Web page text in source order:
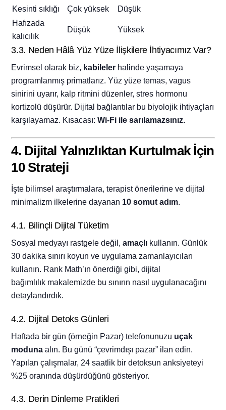
Kesinti sıklığı Çok yüksek
Düşük
Hafızada
kalıcılık
Düşük Yüksek
3.3. Neden Hâlâ Yüz Yüze İlişkilere İhtiyacımız Var?
Evrimsel olarak biz, kabileler halinde yaşamaya
programlanmış primatlarız. Yüz yüze temas, vagus
sinirini uyarır, kalp ritmini düzenler, stres hormonu
kortizolü düşürür. Dijital bağlantılar bu biyolojik ihtiyaçları
karşılayamaz. Kısacası:Wi-Fi ile sarılamazsınız.
4. Dijital Yalnızlıktan Kurtulmak İçin
10 Strateji
İşte bilimsel araştırmalara, terapist önerilerine ve dijital
minimalizm ilkelerine dayanan 10 somut adım.
4.1. Bilinçli Dijital Tüketim
Sosyal medyayı rastgele değil,amaçlı kullanın. Günlük
30 dakika sınırı koyun ve uygulama zamanlayıcıları
kullanın. Rank Math’ın önerdiği gibi, dijital
bağımlılık makalemizde bu sınırın nasıl uygulanacağını
detaylandırdık.
4.2. Dijital Detoks Günleri
Haftada bir gün (örneğin Pazar) telefonunuzu uçak
moduna alın. Bu günü “çevrimdışı pazar” ilan edin.
Yapılan çalışmalar, 24 saatlik bir detoksun anksiyeteyi
%25 oranında düşürdüğünü gösteriyor.
4.3. Derin Dinleme Pratikleri